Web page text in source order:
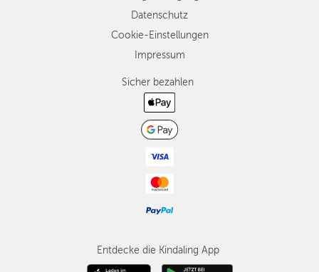
Datenschutz
Cookie-Einstellungen
Impressum
Sicher bezahlen
Entdecke die Kindaling App